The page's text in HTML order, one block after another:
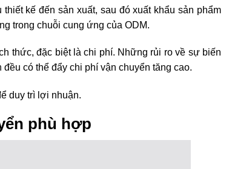
kế đến sản xuất, sau đó xuất khẩu sản phẩm
trong chuỗi cung ứng của ODM.
thức, đặc biệt là chi phí. Những rủi ro về sự biến
có thể đẩy chi phí vận chuyển tăng cao.
duy trì lợi nhuận.
phù hợp